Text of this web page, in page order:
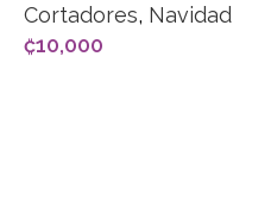
Cortadores, Navidad
₡10,000